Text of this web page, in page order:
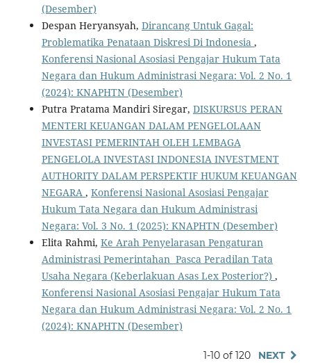
(Desember)
Despan Heryansyah, Dirancang Untuk Gagal:
Problematika Penataan Diskresi Di Indonesia ,
Konferensi Nasional Asosiasi Pengajar Hukum Tata
Negara dan Hukum Administrasi Negara: Vol. 2 No. 1
(2024): KNAPHTN (Desember)
Putra Pratama Mandiri Siregar, DISKURSUS PERAN
MENTERI KEUANGAN DALAM PENGELOLAAN
INVESTASI PEMERINTAH OLEH LEMBAGA
PENGELOLA INVESTASI INDONESIA INVESTMENT
AUTHORITY DALAM PERSPEKTIF HUKUM KEUANGAN
NEGARA , Konferensi Nasional Asosiasi Pengajar
Hukum Tata Negara dan Hukum Administrasi
Negara: Vol. 3 No. 1 (2025): KNAPHTN (Desember)
Elita Rahmi, Ke Arah Penyelarasan Pengaturan
Administrasi Pemerintahan Pasca Peradilan Tata
Usaha Negara (Keberlakuan Asas Lex Posterior?) ,
Konferensi Nasional Asosiasi Pengajar Hukum Tata
Negara dan Hukum Administrasi Negara: Vol. 2 No. 1
(2024): KNAPHTN (Desember)
1-10 of 120 NEXT